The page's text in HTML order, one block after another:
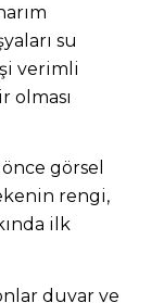
su
verimli
olması
görsel
rengi,
ilk
duvar ve